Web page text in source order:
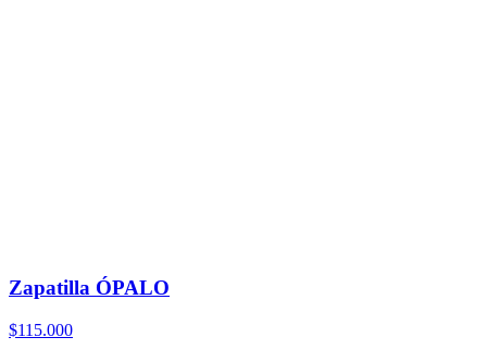
Zapatilla ÓPALO
$115.000